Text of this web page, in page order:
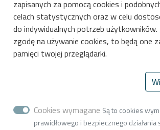
Radiacyjnej
zapisanych za pomocą cookies i
celach statystycznych oraz w celu
do indywidualnych potrzeb użytkowników.
zgodę na używanie cookies, to będą one
pamięci twojej przeglądarki.
Cookies wymagane Są to cookies
prawidłowego i bezpiecznego działania